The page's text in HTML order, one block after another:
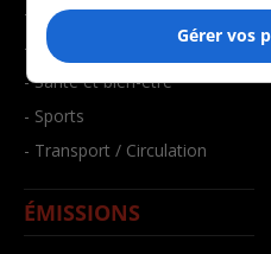
- Environnement
- Faits divers
- Santé et bien-être
- Sports
- Transport / Circulation
ÉMISSIONS
Gérer vos